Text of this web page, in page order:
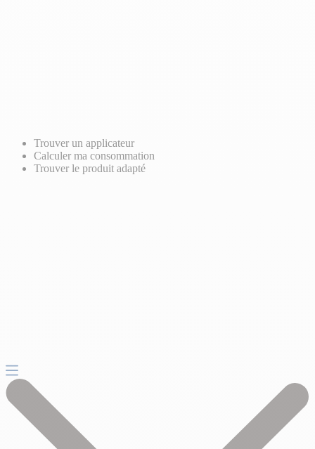
Trouver un applicateur
Calculer ma consommation
Trouver le produit adapté